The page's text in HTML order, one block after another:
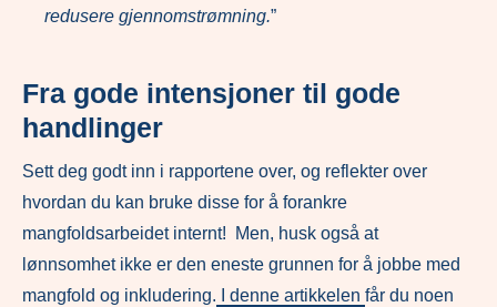
redusere gjennomstrømning.”
Fra gode intensjoner til gode
handlinger
Sett deg godt inn i rapportene over, og reflekter over
hvordan du kan bruke disse for å forankre
mangfoldsarbeidet internt! Men, husk også at
lønnsomhet ikke er den eneste grunnen for å jobbe med
mangfold og inkludering. I denne artikkelen får du noen